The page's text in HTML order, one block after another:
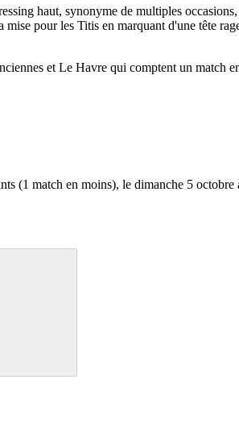
haut, synonyme de multiples
pour les Titis en marquant d'une tête
et Le Havre qui comptent un match
(1 match en moins), le dimanche 5